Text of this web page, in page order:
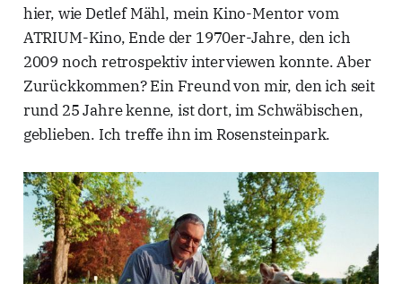
hier, wie Detlef Mähl, mein Kino-Mentor vom
ATRIUM-Kino, Ende der 1970er-Jahre, den ich
2009 noch retrospektiv interviewen konnte. Aber
Zurückkommen? Ein Freund von mir, den ich seit
rund 25 Jahre kenne, ist dort, im Schwäbischen,
geblieben. Ich treffe ihn im Rosensteinpark.